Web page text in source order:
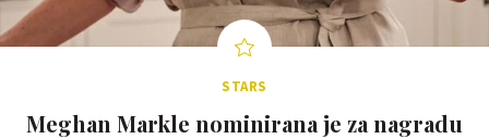
STARS
Meghan Markle nominirana je za nagradu